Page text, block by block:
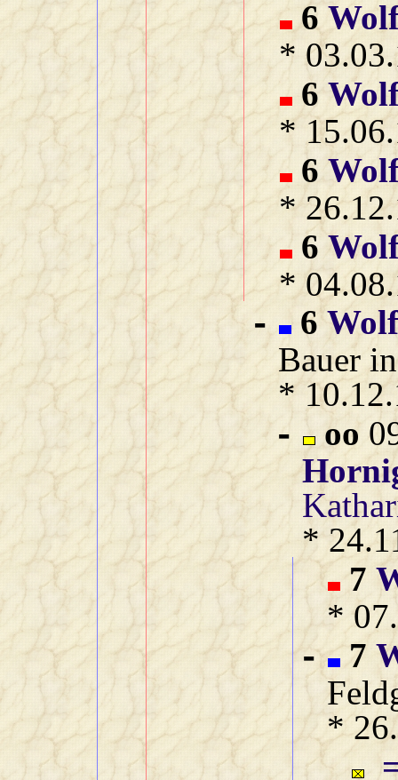
6
*
6
*
6
*
6
*
- 6 Wolf
Bauer
*
- oo
*
7
*
- 7
*